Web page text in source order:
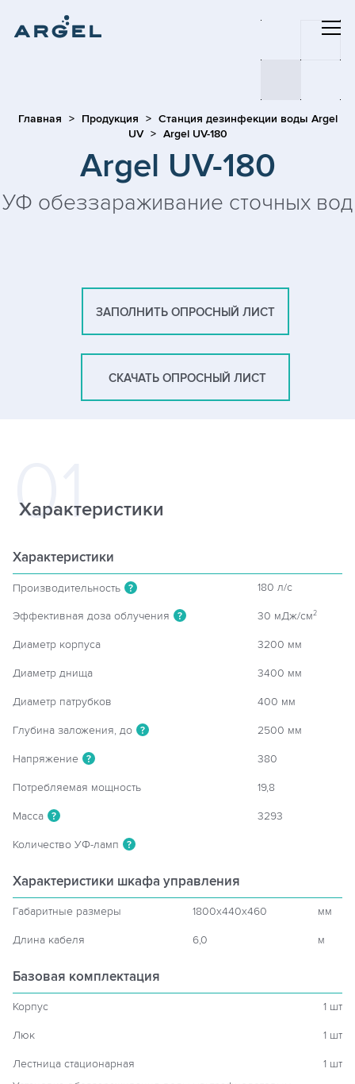
Главная Продукция
Станция дезинфекции воды Argel
UV
Argel UV-180
Argel UV-180
УФ обеззараживание сточных вод
ЗАПОЛНИТЬ ОПРОСНЫЙ ЛИСТ
СКАЧАТЬ ОПРОСНЫЙ ЛИСТ
Характеристики
Характеристики
Производительность ? 180 л/c
Эффективная доза облучения ? 30 мДж/см2
Диаметр корпуса 3200 мм
Диаметр днища 3400 мм
Диаметр патрубков 400 мм
Глубина заложения, до ? 2500 мм
Напряжение ? 380
Потребляемая мощность 19,8
Масса ? 3293
Количество УФ-ламп ?
Характеристики шкафа управления
Габаритные размеры 1800x440x460 мм
Длина кабеля 6,0 м
Базовая комплектация
Корпус 1 шт
Люк 1 шт
Лестница стационарная
1 шт